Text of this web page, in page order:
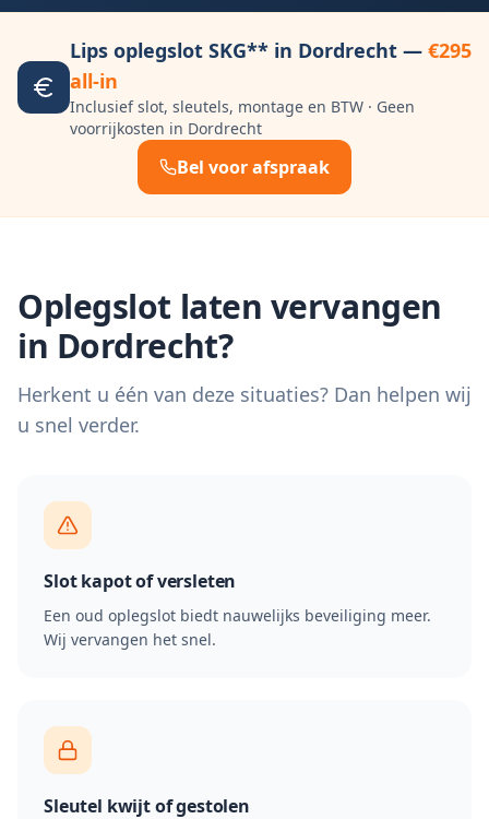
Lips oplegslot SKG** in Dordrecht — €295
all-in
Inclusief slot, sleutels, montage en BTW · Geen
voorrijkosten in Dordrecht
Bel voor afspraak
Oplegslot laten vervangen
in Dordrecht?
Herkent u één van deze situaties? Dan helpen wij
u snel verder.
Slot kapot of versleten
Een oud oplegslot biedt nauwelijks beveiliging meer.
Wij vervangen het snel.
Sleutel kwijt of gestolen